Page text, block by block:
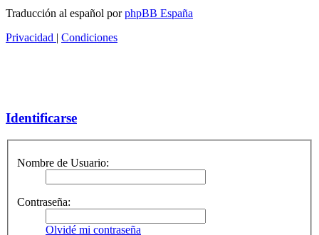
Traducción al español porphpBB España
Privacidad | Condiciones
Identificarse
Nombre de Usuario:
Contraseña:
Olvidé mi contraseña